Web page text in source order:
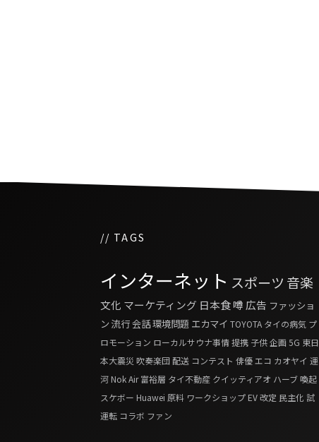
// TAGS
インターネット スポーツ 音楽
文化 マーケティング 日本食噂広告 ファッショ
ン流行会話環境問題 エカマイ TOYOTA タイの病気 プ
ロモーション ローカルサウナ事情提携 子供企画 5G 東日
本大震災 吹奏楽団配送 コンテスト 俳優エコ カオヤイ 運
河 Nok Air 富裕層 タイ不動産 クイッティアオ ハーブ喚起
スケボー Huawei 原料 ワークショップ EV改定 民主化 試
運転 コラボ ファン